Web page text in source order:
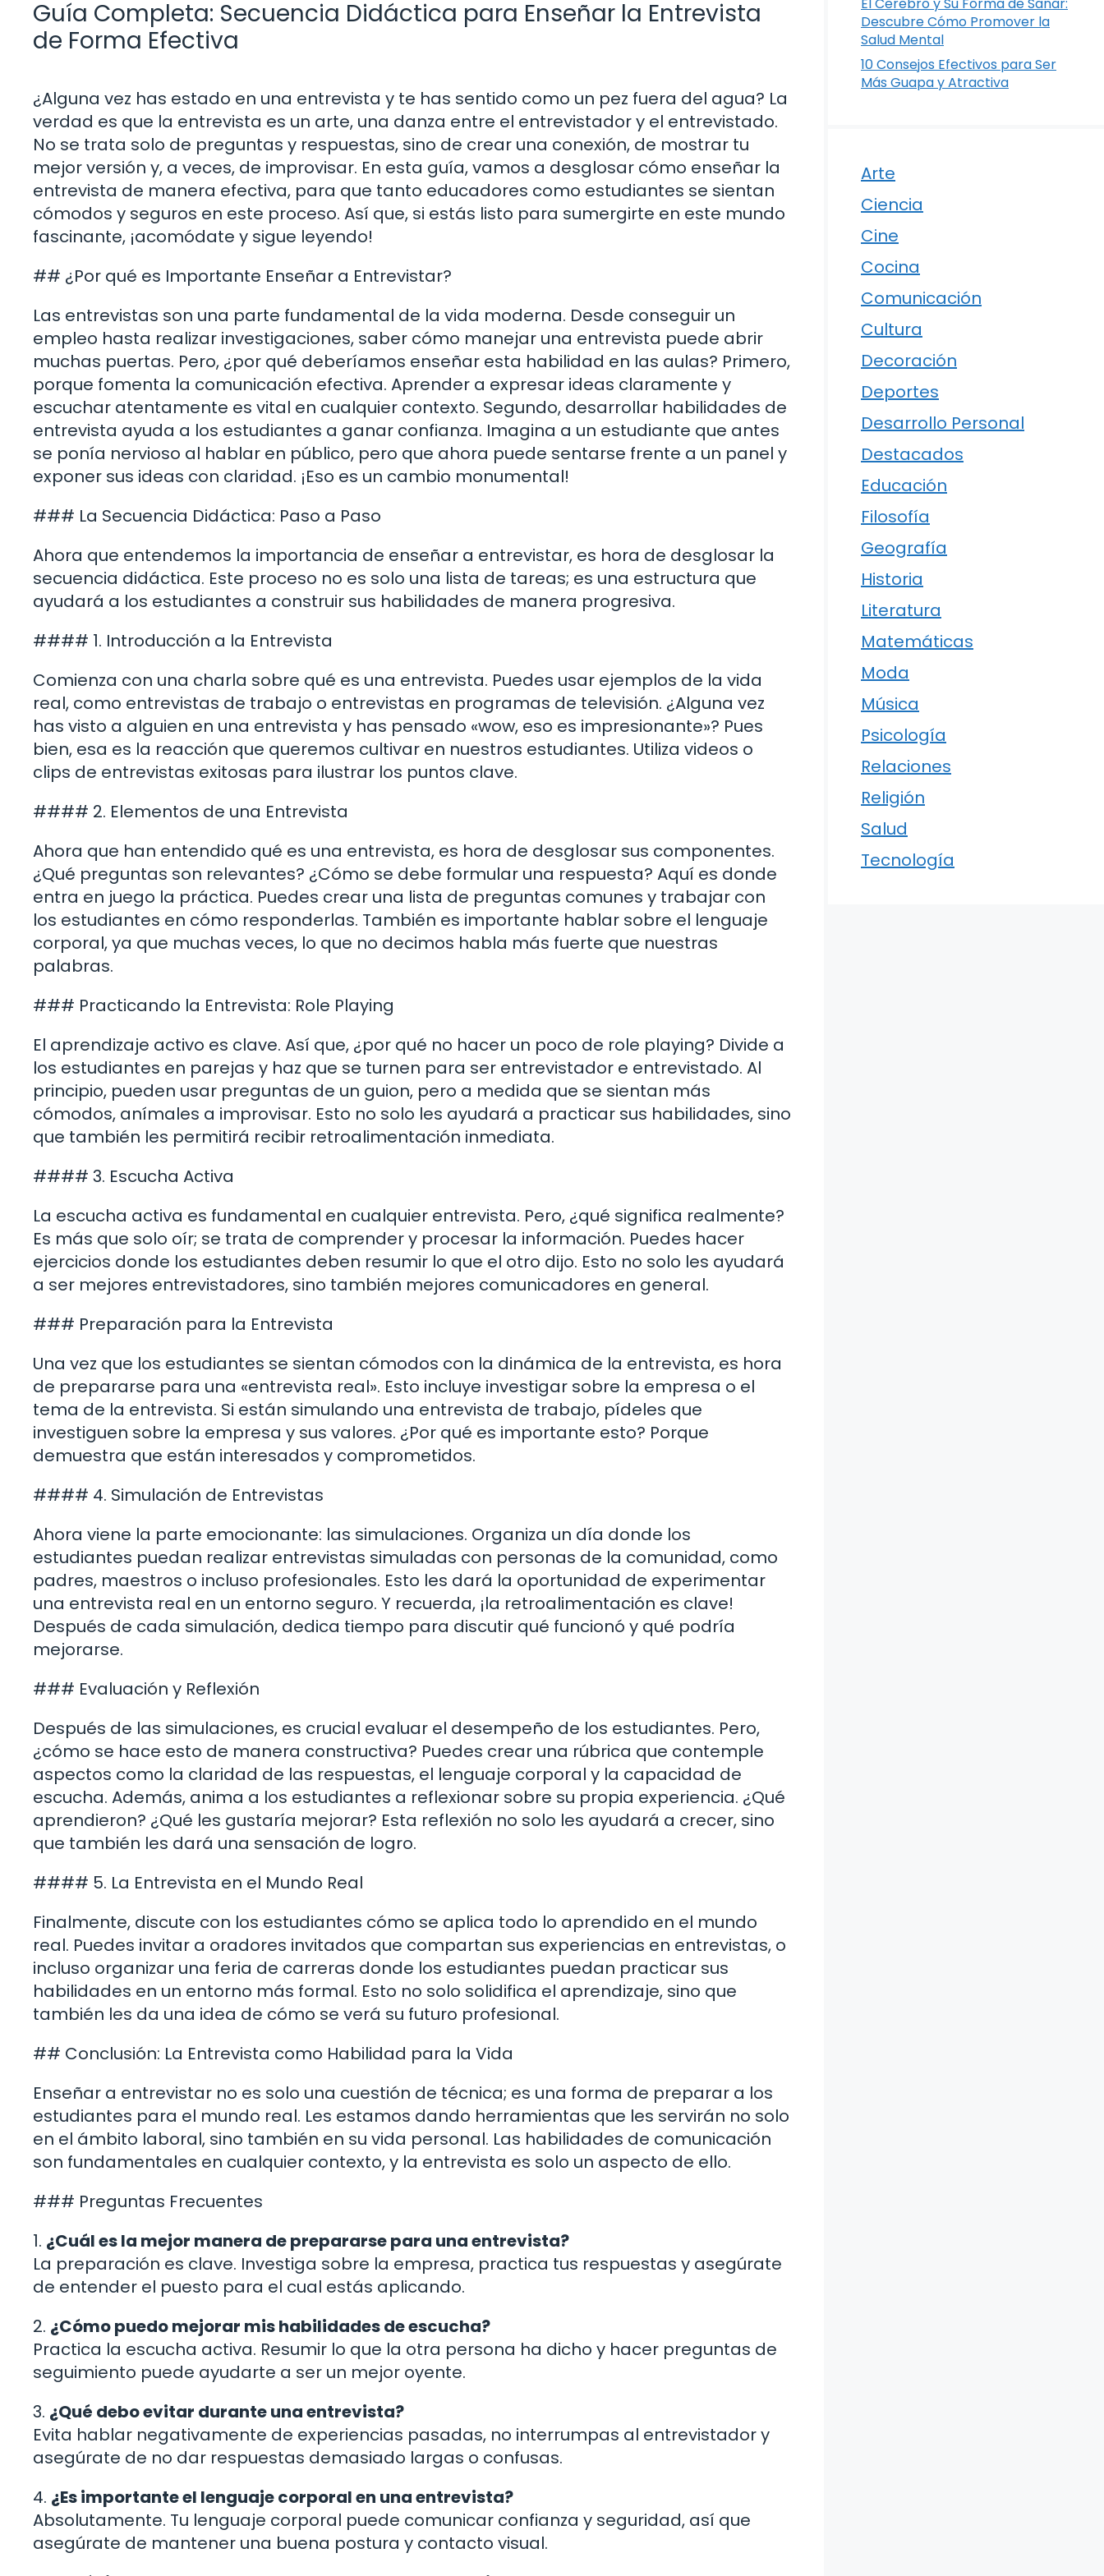
Guía Completa: Secuencia Didáctica para Enseñar la Entrevista
de Forma Efectiva
¿Alguna vez has estado en una entrevista y te has sentido como un pez fuera del agua? La
verdad es que la entrevista es un arte, una danza entre el entrevistador y el entrevistado.
No se trata solo de preguntas y respuestas, sino de crear una conexión, de mostrar tu
mejor versión y, a veces, de improvisar. En esta guía, vamos a desglosar cómo enseñar la
entrevista de manera efectiva, para que tanto educadores como estudiantes se sientan
cómodos y seguros en este proceso. Así que, si estás listo para sumergirte en este mundo
fascinante, ¡acomódate y sigue leyendo!
## ¿Por qué es Importante Enseñar a Entrevistar?
Las entrevistas son una parte fundamental de la vida moderna. Desde conseguir un
empleo hasta realizar investigaciones, saber cómo manejar una entrevista puede abrir
muchas puertas. Pero, ¿por qué deberíamos enseñar esta habilidad en las aulas? Primero,
porque fomenta la comunicación efectiva. Aprender a expresar ideas claramente y
escuchar atentamente es vital en cualquier contexto. Segundo, desarrollar habilidades de
entrevista ayuda a los estudiantes a ganar confianza. Imagina a un estudiante que antes
se ponía nervioso al hablar en público, pero que ahora puede sentarse frente a un panel y
exponer sus ideas con claridad. ¡Eso es un cambio monumental!
### La Secuencia Didáctica: Paso a Paso
Ahora que entendemos la importancia de enseñar a entrevistar, es hora de desglosar la
secuencia didáctica. Este proceso no es solo una lista de tareas; es una estructura que
ayudará a los estudiantes a construir sus habilidades de manera progresiva.
#### 1. Introducción a la Entrevista
Comienza con una charla sobre qué es una entrevista. Puedes usar ejemplos de la vida
real, como entrevistas de trabajo o entrevistas en programas de televisión. ¿Alguna vez
has visto a alguien en una entrevista y has pensado «wow, eso es impresionante»? Pues
bien, esa es la reacción que queremos cultivar en nuestros estudiantes. Utiliza videos o
clips de entrevistas exitosas para ilustrar los puntos clave.
#### 2. Elementos de una Entrevista
Ahora que han entendido qué es una entrevista, es hora de desglosar sus componentes.
¿Qué preguntas son relevantes? ¿Cómo se debe formular una respuesta? Aquí es donde
entra en juego la práctica. Puedes crear una lista de preguntas comunes y trabajar con
los estudiantes en cómo responderlas. También es importante hablar sobre el lenguaje
corporal, ya que muchas veces, lo que no decimos habla más fuerte que nuestras
palabras.
### Practicando la Entrevista: Role Playing
El aprendizaje activo es clave. Así que, ¿por qué no hacer un poco de role playing? Divide a
los estudiantes en parejas y haz que se turnen para ser entrevistador e entrevistado. Al
principio, pueden usar preguntas de un guion, pero a medida que se sientan más
cómodos, anímales a improvisar. Esto no solo les ayudará a practicar sus habilidades, sino
que también les permitirá recibir retroalimentación inmediata.
#### 3. Escucha Activa
La escucha activa es fundamental en cualquier entrevista. Pero, ¿qué significa realmente?
Es más que solo oír; se trata de comprender y procesar la información. Puedes hacer
ejercicios donde los estudiantes deben resumir lo que el otro dijo. Esto no solo les ayudará
a ser mejores entrevistadores, sino también mejores comunicadores en general.
### Preparación para la Entrevista
Una vez que los estudiantes se sientan cómodos con la dinámica de la entrevista, es hora
de prepararse para una «entrevista real». Esto incluye investigar sobre la empresa o el
tema de la entrevista. Si están simulando una entrevista de trabajo, pídeles que
investiguen sobre la empresa y sus valores. ¿Por qué es importante esto? Porque
demuestra que están interesados y comprometidos.
#### 4. Simulación de Entrevistas
Ahora viene la parte emocionante: las simulaciones. Organiza un día donde los
estudiantes puedan realizar entrevistas simuladas con personas de la comunidad, como
padres, maestros o incluso profesionales. Esto les dará la oportunidad de experimentar
una entrevista real en un entorno seguro. Y recuerda, ¡la retroalimentación es clave!
Después de cada simulación, dedica tiempo para discutir qué funcionó y qué podría
mejorarse.
### Evaluación y Reflexión
Después de las simulaciones, es crucial evaluar el desempeño de los estudiantes. Pero,
¿cómo se hace esto de manera constructiva? Puedes crear una rúbrica que contemple
aspectos como la claridad de las respuestas, el lenguaje corporal y la capacidad de
escucha. Además, anima a los estudiantes a reflexionar sobre su propia experiencia. ¿Qué
aprendieron? ¿Qué les gustaría mejorar? Esta reflexión no solo les ayudará a crecer, sino
que también les dará una sensación de logro.
#### 5. La Entrevista en el Mundo Real
Finalmente, discute con los estudiantes cómo se aplica todo lo aprendido en el mundo
real. Puedes invitar a oradores invitados que compartan sus experiencias en entrevistas, o
incluso organizar una feria de carreras donde los estudiantes puedan practicar sus
habilidades en un entorno más formal. Esto no solo solidifica el aprendizaje, sino que
también les da una idea de cómo se verá su futuro profesional.
## Conclusión: La Entrevista como Habilidad para la Vida
Enseñar a entrevistar no es solo una cuestión de técnica; es una forma de preparar a los
estudiantes para el mundo real. Les estamos dando herramientas que les servirán no solo
en el ámbito laboral, sino también en su vida personal. Las habilidades de comunicación
son fundamentales en cualquier contexto, y la entrevista es solo un aspecto de ello.
### Preguntas Frecuentes
1. ¿Cuál es la mejor manera de prepararse para una entrevista?
La preparación es clave. Investiga sobre la empresa, practica tus respuestas y asegúrate
de entender el puesto para el cual estás aplicando.
2. ¿Cómo puedo mejorar mis habilidades de escucha?
Practica la escucha activa. Resumir lo que la otra persona ha dicho y hacer preguntas de
seguimiento puede ayudarte a ser un mejor oyente.
3. ¿Qué debo evitar durante una entrevista?
Evita hablar negativamente de experiencias pasadas, no interrumpas al entrevistador y
asegúrate de no dar respuestas demasiado largas o confusas.
4. ¿Es importante el lenguaje corporal en una entrevista?
Absolutamente. Tu lenguaje corporal puede comunicar confianza y seguridad, así que
asegúrate de mantener una buena postura y contacto visual.
Descubre Cómo Promover la
Salud Mental
10 Consejos Efectivos para Ser
Más Guapa y Atractiva
Arte
Ciencia
Cine
Cocina
Comunicación
Cultura
Decoración
Deportes
Desarrollo Personal
Destacados
Educación
Filosofía
Geografía
Historia
Literatura
Matemáticas
Moda
Música
Psicología
Relaciones
Religión
Salud
Tecnología